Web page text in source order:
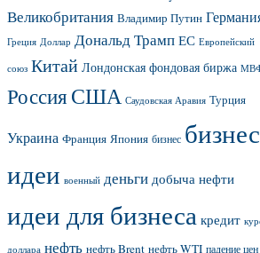
Великобритания Владимир Путин
Греция Доллар Дональд Трамп ЕС Европейский
союз Китай Лондонская фондовая биржа
РоссияСША Саудовская Аравия Турция
Украина Франция Япония бизнес бизнес
идеи военный деньги добыча нефти
идеи для бизнеса кредит
доллара нефть нефть Brent нефть WTI падение